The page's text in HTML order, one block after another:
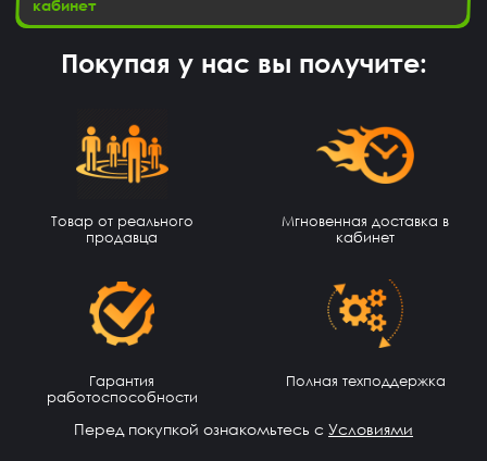
кабинет
Покупая у нас вы получите:
Товар от реального
продавца
Мгновенная доставка в
кабинет
Гарантия
работоспособности
Полная техподдержка
Перед покупкой ознакомьтесь с Условиями
👍
13 часов назад
12 часов назад
12 часов назад
На почту
Волчонок Волков12 часов назад